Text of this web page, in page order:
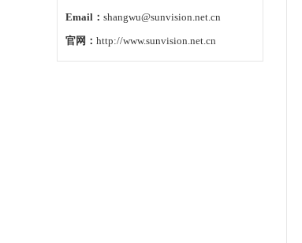
Email： shangwu@sunvision.net.cn
官网： http://www.sunvision.net.cn